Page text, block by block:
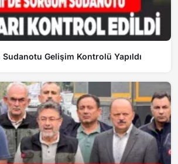
Sudanotu Gelişim Kontrolü Yapıldı